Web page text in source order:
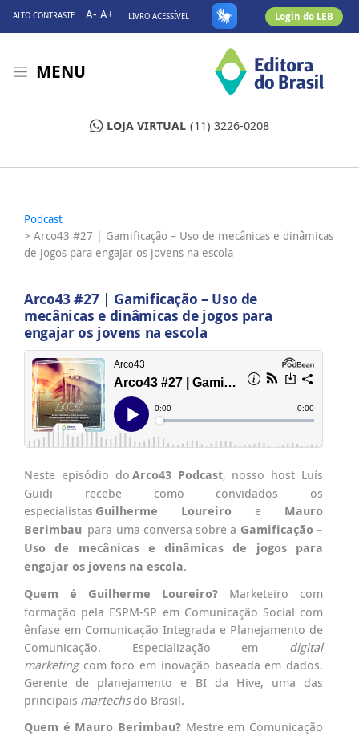
ALTO CONTRASTE A- A+ LIVRO ACESSÍVEL Login do LEB
MENU
LOJA VIRTUAL (11) 3226-0208
Podcast
> Arco43 #27 | Gamificação – Uso de mecânicas e dinâmicas
de jogos para engajar os jovens na escola
Arco43 #27 | Gamificação – Uso de
mecânicas e dinâmicas de jogos para
engajar os jovens na escola
Neste episódio do Arco43 Podcast, nosso host Luís
Guidi recebe como convidados os
especialistas Guilherme Loureiro e Mauro
Berimbau para uma conversa sobre a Gamificação –
Uso de mecânicas e dinâmicas de jogos para
engajar os jovens na escola.
Quem é Guilherme Loureiro? Marketeiro com
formação pela ESPM-SP em Comunicação Social com
ênfase em Comunicação Integrada e Planejamento de
Comunicação. Especialização em digital
marketingcom foco em inovação baseada em dados.
Gerente de planejamento e BI da Hive, uma das
principais martechsdo Brasil.
Quem é Mauro Berimbau? Mestre em Comunicação